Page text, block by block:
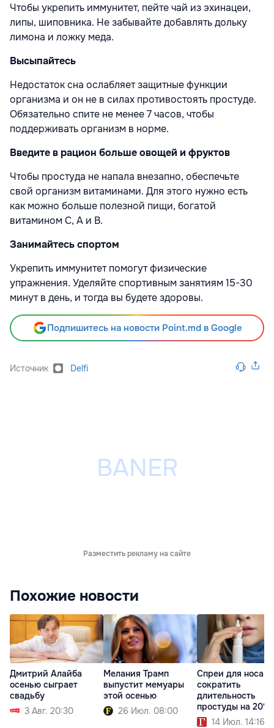
Чтобы укрепить иммунитет, пейте чай из эхинацеи,
липы, шиповника. Не забывайте добавлять дольку
лимона и ложку меда.
Высыпайтесь
Недостаток сна ослабляет защитные функции
организма и он не в силах противостоять простуде.
Обязательно спите не менее 7 часов, чтобы
поддерживать организм в норме.
Введите в рацион больше овощей и фруктов
Чтобы простуда не напала внезапно, обеспечьте
свой организм витаминами. Для этого нужно есть
как можно больше полезной пищи, богатой
витамином С, А и В.
Занимайтесь спортом
Укрепить иммунитет помогут физические
упражнения. Уделяйте спортивным занятиям 15-30
минут в день, и тогда вы будете здоровы.
Подпишитесь на новости Point.md в Google
Источник Delfi
Разместить рекламу на сайте
Похожие новости
Дмитрий Алайба
осенью сыграет
свадьбу
3 Авг. 20:30
Мелания Трамп
выпустит мемуары
этой осенью
26 Июл. 08:00
Спреи для носа
сократить
длительность
простуды на 20%
14 Июл. 14:16